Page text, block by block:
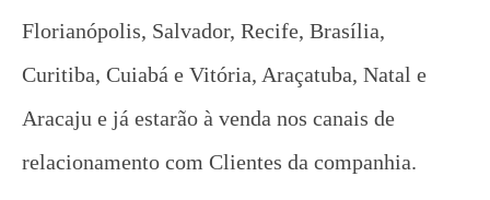
Florianópolis, Salvador, Recife, Brasília,
Curitiba, Cuiabá e Vitória, Araçatuba, Natal e
Aracaju e já estarão à venda nos canais de
relacionamento com Clientes da companhia.